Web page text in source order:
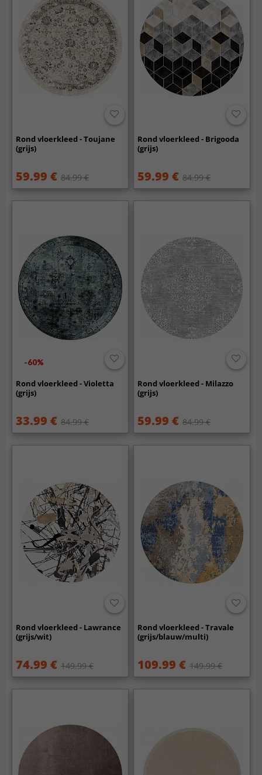
Rond vloerkleed - Toujane
(grijs)
59.99 € 84.99 €
Rond vloerkleed - Brigooda
(grijs)
59.99 € 84.99 €
-60%
Rond vloerkleed - Violetta
(grijs)
33.99 € 84.99 €
Rond vloerkleed - Milazzo
(grijs)
59.99 € 84.99 €
Rond vloerkleed - Lawrance
(grijs/wit)
74.99 € 149.99 €
Rond vloerkleed - Travale
(grijs/blauw/multi)
109.99 € 149.99 €